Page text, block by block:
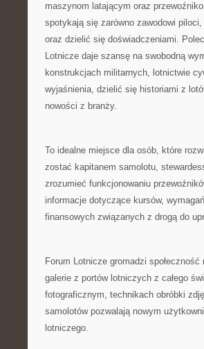
maszynom latającym oraz
spotykają się zarówno zawodowi
oraz dzielić się doświadczeniami.
Lotnicze daje szansę na swobodną
konstrukcjach militarnych, lotnictwie
wyjaśnienia, dzielić się historiami z
nowości z branży.
To idealne miejsce dla osób, które
zostać kapitanem samolotu,
zrozumieć funkcjonowaniu
informacje dotyczące kursów,
finansowych związanych z drogą do
Forum Lotnicze gromadzi
galerie z portów lotniczych z całego
fotograficznym, technikach obróbki
samolotów pozwalają nowym
lotniczego.